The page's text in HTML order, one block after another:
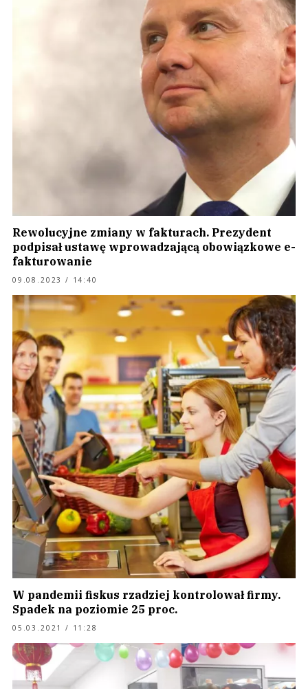
Rewolucyjne zmiany w fakturach. Prezydent
podpisał ustawę wprowadzającą obowiązkowe e-
fakturowanie
09.08.2023 / 14:40
W pandemii fiskus rzadziej kontrolował firmy.
Spadek na poziomie 25 proc.
05.03.2021 / 11:28